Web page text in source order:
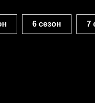
6 сезон 7